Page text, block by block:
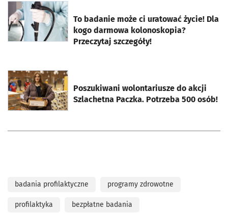
To badanie może ci uratować życie! Dla
kogo darmowa kolonoskopia?
Przeczytaj szczegóły!
otworzy się w nowej karcie
Poszukiwani wolontariusze do akcji
Szlachetna Paczka. Potrzeba 500 osób!
otworzy się w nowej karcie
badania profilaktyczne programy zdrowotne
profilaktyka bezpłatne badania